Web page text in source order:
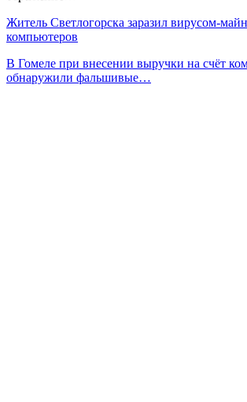
Житель Светлогорска заразил вирусом-
компьютеров
В Гомеле при внесении выручки на счёт
обнаружили фальшивые…